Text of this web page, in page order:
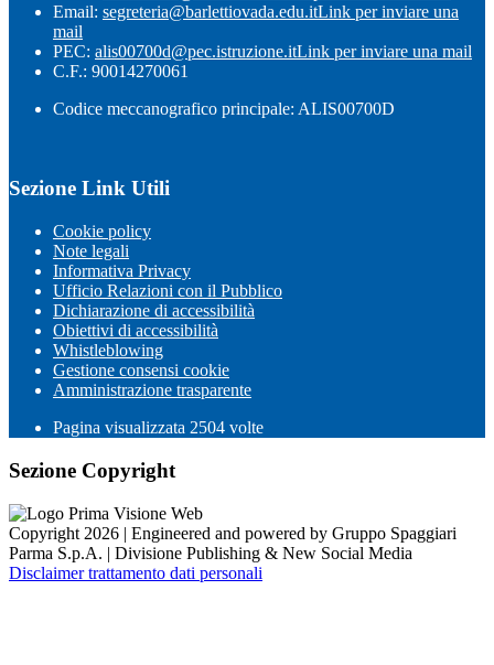
Email: segreteria@barlettiovada.edu.itLink per inviare una
mail
PEC: alis00700d@pec.istruzione.itLink per inviare una mail
C.F.: 90014270061
Codice meccanografico principale: ALIS00700D
Sezione Link Utili
Cookie policy
Note legali
Informativa Privacy
Ufficio Relazioni con il Pubblico
Dichiarazione di accessibilità
Obiettivi di accessibilità
Whistleblowing
Gestione consensi cookie
Amministrazione trasparente
Pagina visualizzata 2504 volte
Sezione Copyright
Copyright 2026 | Engineered and powered by Gruppo Spaggiari
Parma S.p.A. | Divisione Publishing & New Social Media
Disclaimer trattamento dati personali